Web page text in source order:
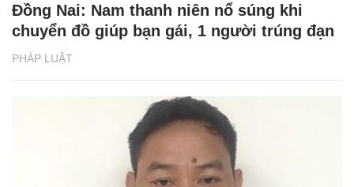
PHÁP LUẬT
Đồng Nai: Nam thanh niên nổ súng khi
chuyển đồ giúp bạn gái, 1 người trúng đạn